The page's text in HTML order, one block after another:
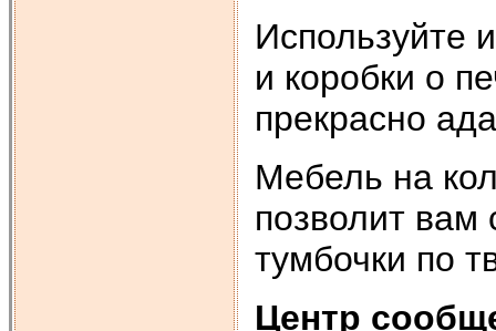
Используйте
и коробки о
прекрасно
Мебель на
позволит вам
тумбочки по
Центр